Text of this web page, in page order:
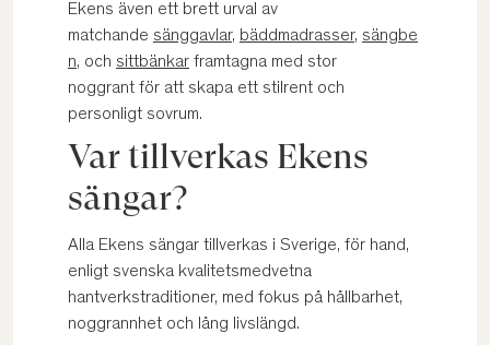
Ekens även ett brett urval av
matchande sänggavlar, bäddmadrasser, sängbe
n, och sittbänkar framtagna med stor
noggrant för att skapa ett stilrent och
personligt sovrum.
Var tillverkas Ekens
sängar?
Alla Ekens sängar tillverkas i Sverige, för hand,
enligt svenska kvalitetsmedvetna
hantverkstraditioner, med fokus på hållbarhet,
noggrannhet och lång livslängd.